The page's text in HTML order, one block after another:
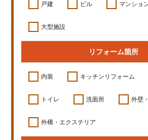
戸建 ビル マンショ
大型施設
リフォーム箇所
内装 キッチンリフォーム
トイレ 洗面所 外壁
外構・エクステリア